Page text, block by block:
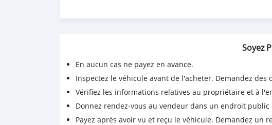
Soyez
En aucun cas ne payez en avance.
Inspectez le véhicule avant de l'acheter. Demandez des
Vérifiez les informations relatives au propriétaire et à
Donnez rendez-vous au vendeur dans un endroit public
Payez après avoir vu et reçu le véhicule. Demandez un